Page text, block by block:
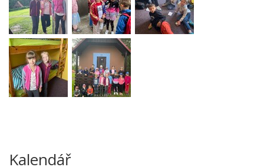
Kalendář